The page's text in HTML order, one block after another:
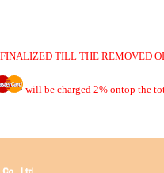
TILL THE REMOVED
will be charged 2% ontop the